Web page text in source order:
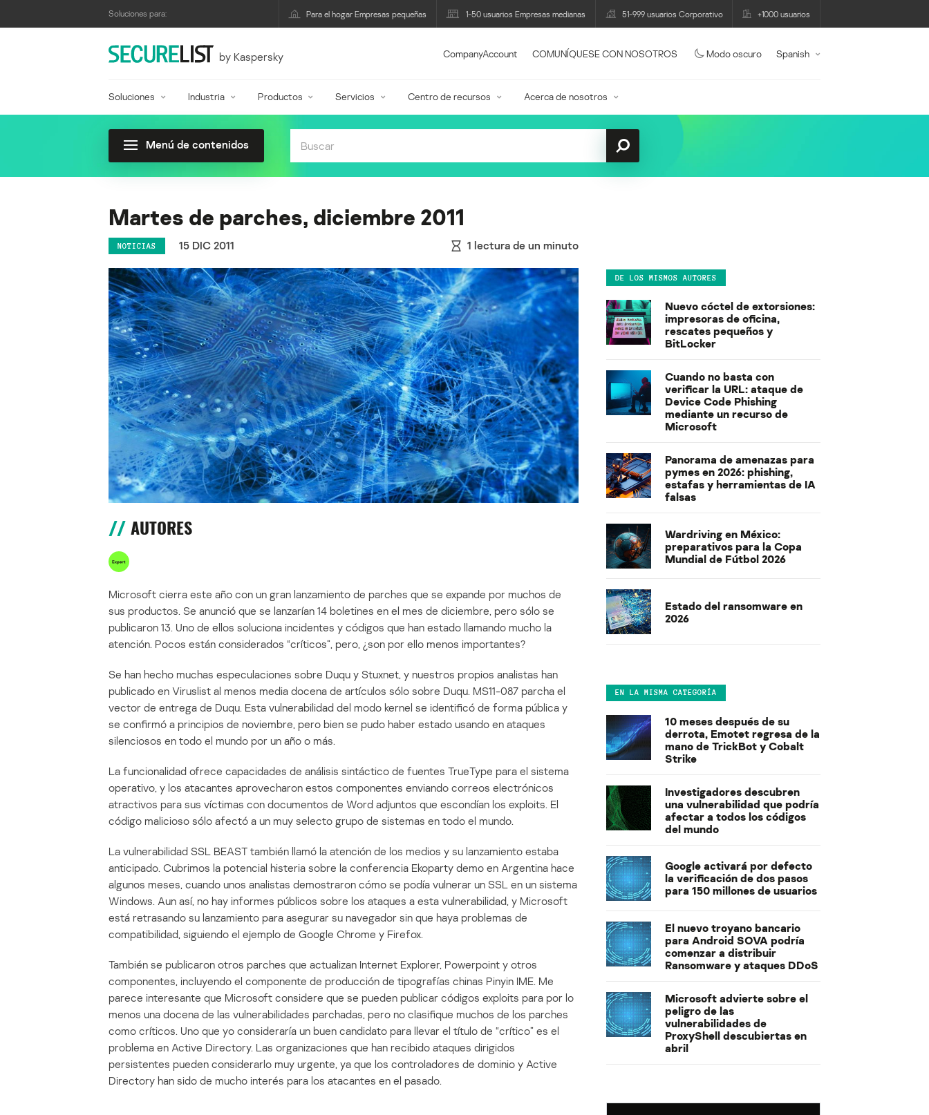
Soluciones para: Para el hogar Empresas pequeñas 1-50 usuarios Empresas medianas 51-999 usuarios Corporativo +1000 usuarios
by Kaspersky CompanyAccount COMUNÍQUESE CON NOSOTROS Modo oscuro Spanish
Soluciones Industria Productos Servicios Centro de recursos Acerca de nosotros
Menú de contenidos
Martes de parches, diciembre 2011
NOTICIAS 15 DIC 2011 1 lectura de un minuto
AUTORES
Microsoft cierra este año con un gran lanzamiento de parches que se expande por muchos de
sus productos. Se anunció que se lanzarían 14 boletines en el mes de diciembre, pero sólo se
publicaron 13. Uno de ellos soluciona incidentes y códigos que han estado llamando mucho la
atención. Pocos están considerados “críticos”, pero, ¿son por ello menos importantes?
Se han hecho muchas especulaciones sobre Duqu y Stuxnet, y nuestros propios analistas han
publicado en Viruslist al menos media docena de artículos sólo sobre Duqu. MS11-087 parcha el
vector de entrega de Duqu. Esta vulnerabilidad del modo kernel se identificó de forma pública y
se confirmó a principios de noviembre, pero bien se pudo haber estado usando en ataques
silenciosos en todo el mundo por un año o más.
La funcionalidad ofrece capacidades de análisis sintáctico de fuentes TrueType para el sistema
operativo, y los atacantes aprovecharon estos componentes enviando correos electrónicos
atractivos para sus víctimas con documentos de Word adjuntos que escondían los exploits. El
código malicioso sólo afectó a un muy selecto grupo de sistemas en todo el mundo.
La vulnerabilidad SSL BEAST también llamó la atención de los medios y su lanzamiento estaba
anticipado. Cubrimos la potencial histeria sobre la conferencia Ekoparty demo en Argentina hace
algunos meses, cuando unos analistas demostraron cómo se podía vulnerar un SSL en un sistema
Windows. Aun así, no hay informes públicos sobre los ataques a esta vulnerabilidad, y Microsoft
está retrasando su lanzamiento para asegurar su navegador sin que haya problemas de
compatibilidad, siguiendo el ejemplo de Google Chrome y Firefox.
También se publicaron otros parches que actualizan Internet Explorer, Powerpoint y otros
componentes, incluyendo el componente de producción de tipografías chinas Pinyin IME. Me
parece interesante que Microsoft considere que se pueden publicar códigos exploits para por lo
menos una docena de las vulnerabilidades parchadas, pero no clasifique muchos de los parches
como críticos. Uno que yo consideraría un buen candidato para llevar el título de “crítico” es el
problema en Active Directory. Las organizaciones que han recibido ataques dirigidos
persistentes pueden considerarlo muy urgente, ya que los controladores de dominio y Active
Directory han sido de mucho interés para los atacantes en el pasado.
DE LOS MISMOS AUTORES
Nuevo cóctel de extorsiones:
impresoras de oficina,
rescates pequeños y
BitLocker
Cuando no basta con
verificar la URL: ataque de
Device Code Phishing
mediante un recurso de
Microsoft
Panorama de amenazas para
pymes en 2026: phishing,
estafas y herramientas de IA
falsas
Wardriving en México:
preparativos para la Copa
Mundial de Fútbol 2026
Estado del ransomware en
2026
EN LA MISMA CATEGORÍA
10 meses después de su
derrota, Emotet regresa de la
mano de TrickBot y Cobalt
Strike
Investigadores descubren
una vulnerabilidad que podría
afectar a todos los códigos
del mundo
Google activará por defecto
la verificación de dos pasos
para 150 millones de usuarios
El nuevo troyano bancario
para Android SOVA podría
comenzar a distribuir
Ransomware y ataques DDoS
Microsoft advierte sobre el
peligro de las
vulnerabilidades de
ProxyShell descubiertas en
abril